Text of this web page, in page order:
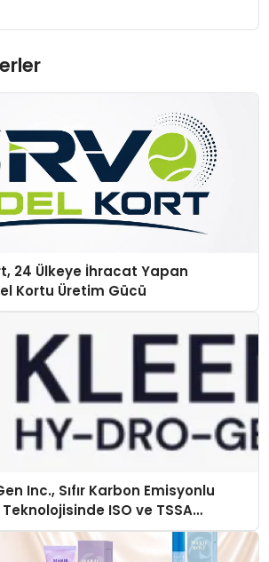
24 Ülkeye İhracat Yapan
Kortu Üretim Gücü
Inc., Sıfır Karbon Emisyonlu
ISO ve TSSA
Aldı